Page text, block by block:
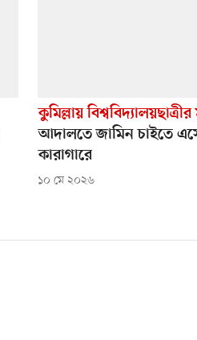
কুমিল্লায়
আদালতে জামিন চাইতে এসে
কারাগারে
১০ মে ২০২৬